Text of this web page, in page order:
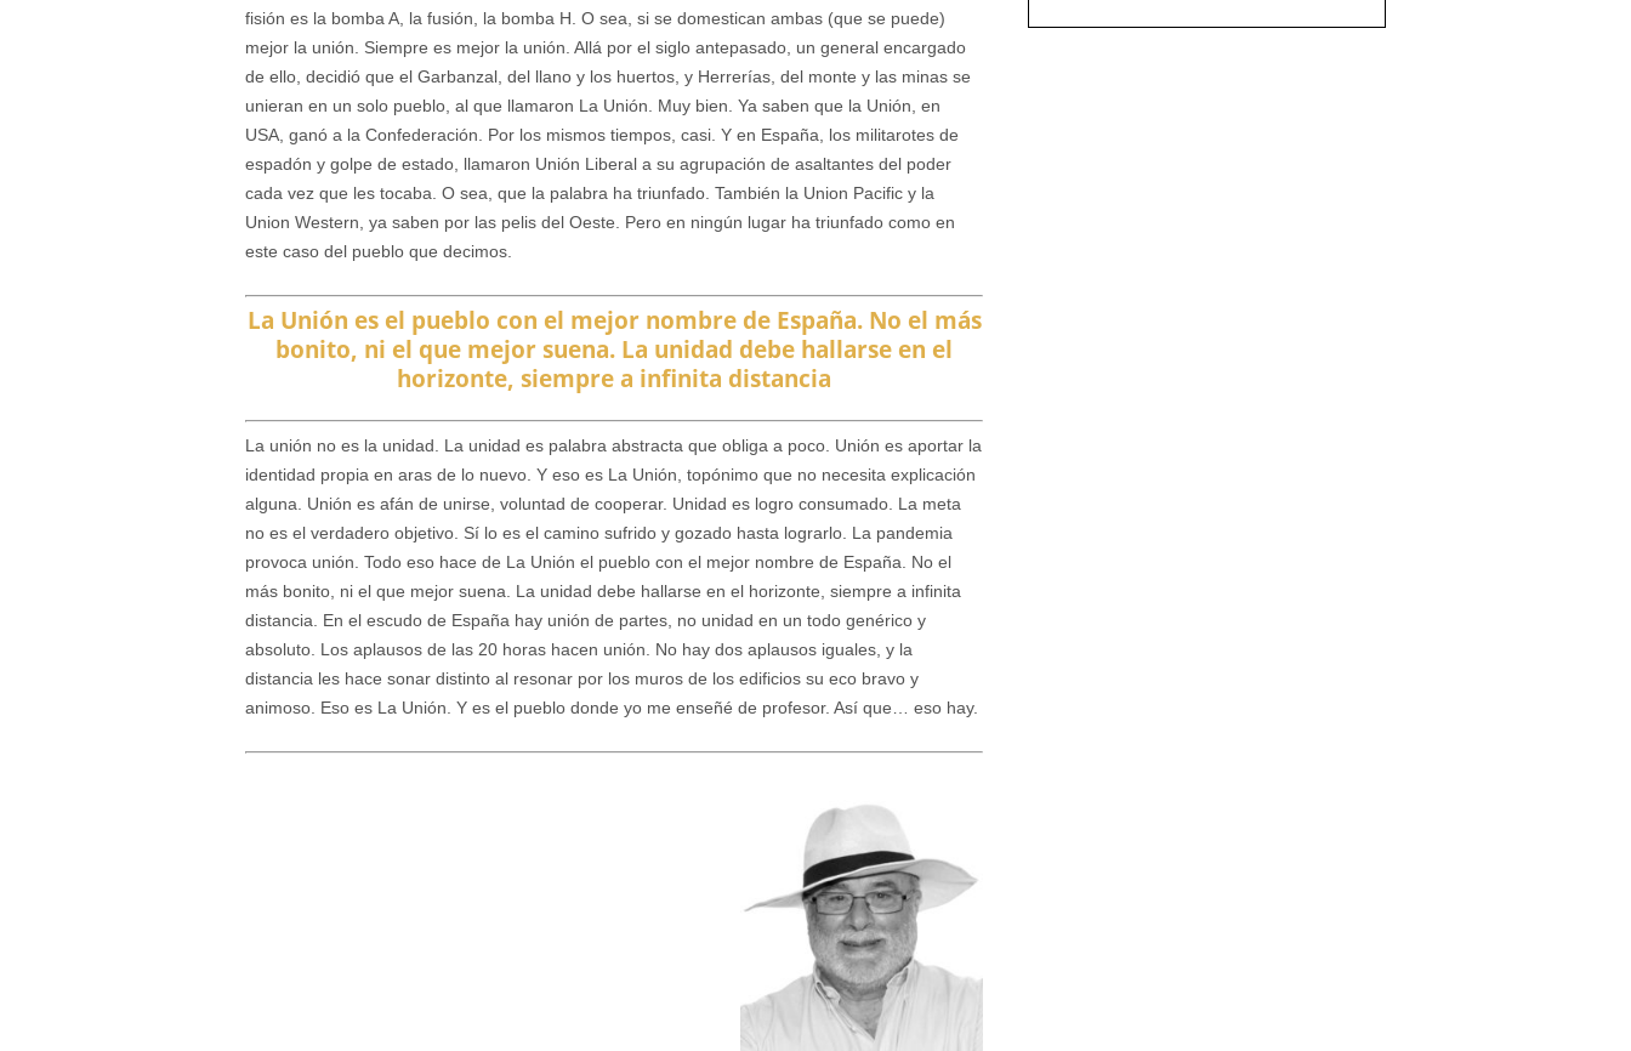
fisión es la bomba A, la fusión, la bomba H. O sea, si se domestican ambas (que se puede)
mejor la unión. Siempre es mejor la unión. Allá por el siglo antepasado, un general encargado
de ello, decidió que el Garbanzal, del llano y los huertos, y Herrerías, del monte y las minas se
unieran en un solo pueblo, al que llamaron La Unión. Muy bien. Ya saben que la Unión, en
USA, ganó a la Confederación. Por los mismos tiempos, casi. Y en España, los militarotes de
espadón y golpe de estado, llamaron Unión Liberal a su agrupación de asaltantes del poder
cada vez que les tocaba. O sea, que la palabra ha triunfado. También la Union Pacific y la
Union Western, ya saben por las pelis del Oeste. Pero en ningún lugar ha triunfado como en
este caso del pueblo que decimos.
La Unión es el pueblo con el mejor nombre de España. No el más
bonito, ni el que mejor suena. La unidad debe hallarse en el
horizonte, siempre a infinita distancia
La unión no es la unidad. La unidad es palabra abstracta que obliga a poco. Unión es aportar la
identidad propia en aras de lo nuevo. Y eso es La Unión, topónimo que no necesita explicación
alguna. Unión es afán de unirse, voluntad de cooperar. Unidad es logro consumado. La meta
no es el verdadero objetivo. Sí lo es el camino sufrido y gozado hasta lograrlo. La pandemia
provoca unión. Todo eso hace de La Unión el pueblo con el mejor nombre de España. No el
más bonito, ni el que mejor suena. La unidad debe hallarse en el horizonte, siempre a infinita
distancia. En el escudo de España hay unión de partes, no unidad en un todo genérico y
absoluto. Los aplausos de las 20 horas hacen unión. No hay dos aplausos iguales, y la
distancia les hace sonar distinto al resonar por los muros de los edificios su eco bravo y
animoso. Eso es La Unión. Y es el pueblo donde yo me enseñé de profesor. Así que… eso hay.